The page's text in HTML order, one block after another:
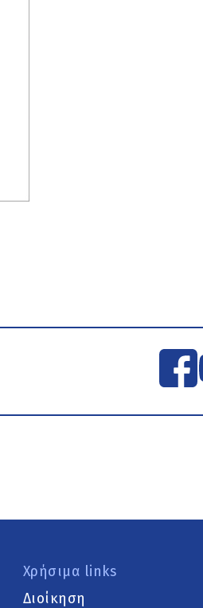
Χρήσιμα links
Διοίκηση